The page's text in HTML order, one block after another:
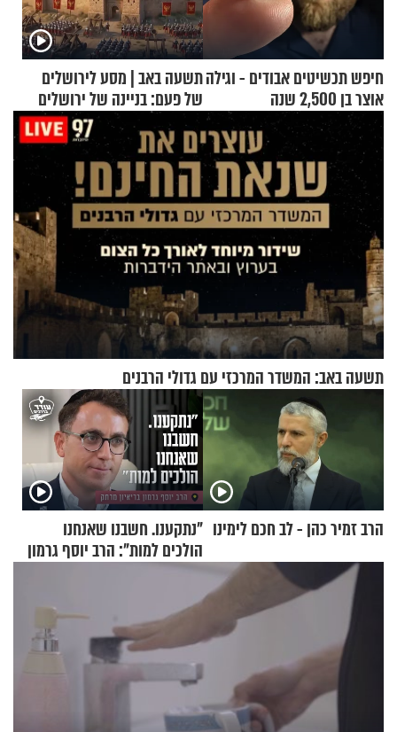
חיפש תכשיטים אבודים - וגילה
אוצר בן 2,500 שנה
תשעה באב | מסע לירושלים
של פעם: בניינה של ירושלים
תשעה באב: המשדר המרכזי עם גדולי הרבנים
הרב זמיר כהן - לב חכם לימינו "נתקענו. חשבנו שאנחנו
הולכים למות": הרב יוסף גרמון
בריאיון מרתק